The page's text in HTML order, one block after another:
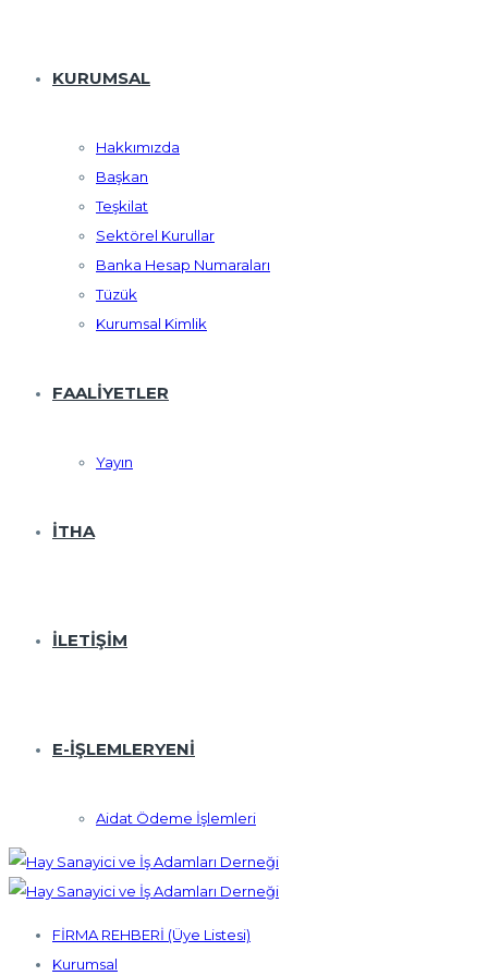
KURUMSAL
Hakkımızda
Başkan
Teşkilat
Sektörel Kurullar
Banka Hesap Numaraları
Tüzük
Kurumsal Kimlik
FAALIYETLER
Yayın
İTHA
İLETIŞIM
E-İŞLEMLERYENI
Aidat Ödeme İşlemleri
FİRMA REHBERİ (Üye Listesi)
Kurumsal